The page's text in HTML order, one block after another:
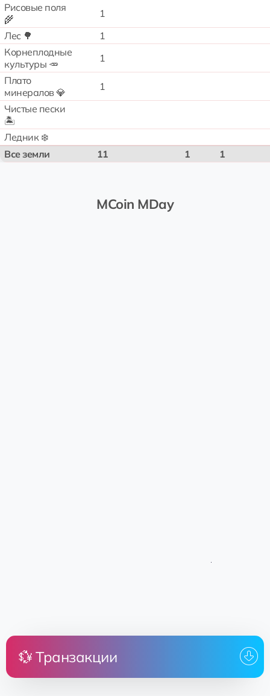
Рисовые поля
🌾
1
Лес 🌳
1
Корнеплодные
культуры 🥕
1
Плато
минералов 💎
1
Чистые пески
🏝️
Ледник ❄️
Все земли
11 1 1
MCoin MDay
💱 Транзакции